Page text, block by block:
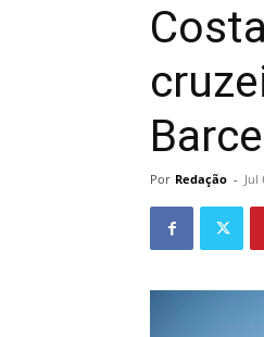
Por Redação - Jul